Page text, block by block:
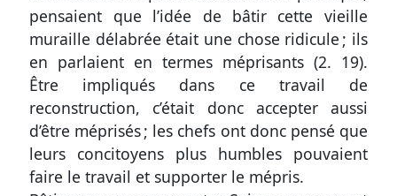
pensaient que l’idée de bâtir cette vieille
muraille délabrée était une chose ridicule ; ils
en parlaient en termes méprisants (2. 19).
Être impliqués dans ce travail de
reconstruction, c’était donc accepter aussi
d’être méprisés ; les chefs ont donc pensé que
leurs concitoyens plus humbles pouvaient
faire le travail et supporter le mépris.